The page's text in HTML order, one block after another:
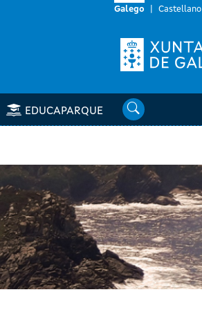
Galego Castellano
EDUCAPARQUE Buscar